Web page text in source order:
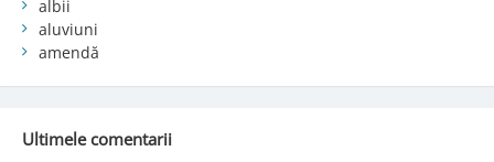
albii
aluviuni
amendă
Ultimele comentarii